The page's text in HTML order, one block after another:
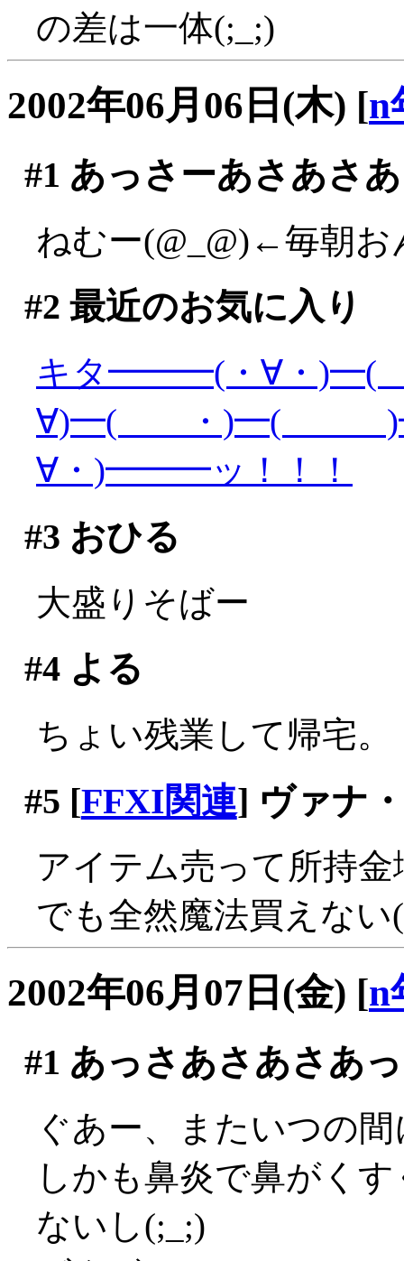
の差は一体(;_;)
2002年06月06日(木) [n
#1 あっさーあさあさ
ねむー(@_@)←毎朝お
#2 最近のお気に入り
キタ━━━(・∀・)━(
∀)━( ・)━(
∀・)━━━ッ！！！
#3 おひる
大盛りそばー
#4よる
ちょい残業して帰宅。
#5 [FFXI関連] ヴァナ
アイテム売って所持
でも全然魔法買えな
2002年06月07日(金) [n
#1 あっさあさあさあ
ぐあー、またいつの
しかも鼻炎で鼻がく
ないし(;_;)